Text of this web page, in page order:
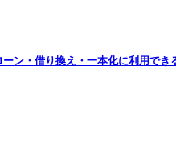
ーン・借り換え・一本化に利用で